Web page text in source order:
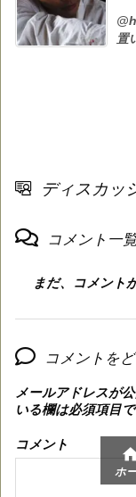
置
ディスカッ
コメント一
まだ、コメント
コメントを
メールアドレスが
いる欄は必須項目
コメント
ホ